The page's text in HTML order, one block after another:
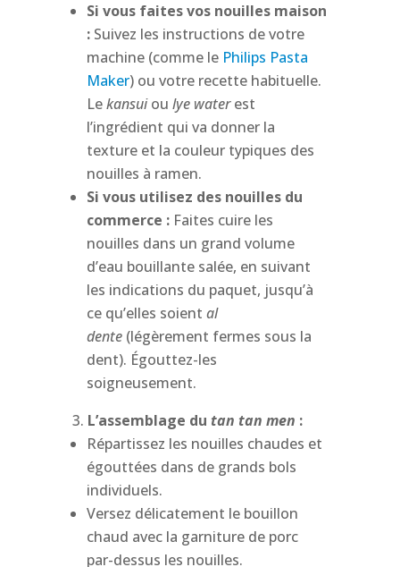
Si vous faites vos nouilles maison
:Suivez les instructions de votre
machine (comme le Philips Pasta
Maker) ou votre recette habituelle.
Lekansuiou lye waterest
l’ingrédient qui va donner la
texture et la couleur typiques des
nouilles à ramen.
Si vous utilisez des nouilles du
commerce :Faites cuire les
nouilles dans un grand volume
d’eau bouillante salée, en suivant
les indications du paquet, jusqu’à
ce qu’elles soient al
dente(légèrement fermes sous la
dent). Égouttez-les
soigneusement.
L’assemblage du tan tan men :
Répartissez les nouilles chaudes et
égouttées dans de grands bols
individuels.
Versez délicatement le bouillon
chaud avec la garniture de porc
par-dessus les nouilles.